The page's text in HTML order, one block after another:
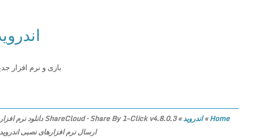
اندروید
بازی و نرم افزار جدید
Home
»اندروید»
ShareCloud – Share By 1-Click v4.8.0.3 دانلود نرم افزار
ارسال نرم افزارهای نصبی اندروید